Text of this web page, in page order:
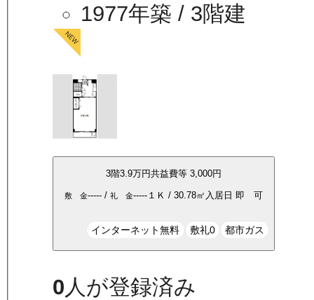
1977年築 / 3階建
3階3.9万円共益費等3,000円
敷 金----- /礼 金----- １Ｋ /30.78㎡ 入居日 即 可
インターネット無料 敷礼0 都市ガス
0 人が登録済み